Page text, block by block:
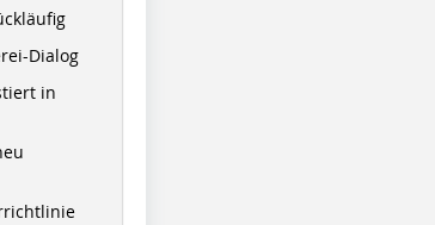
Dialog
in